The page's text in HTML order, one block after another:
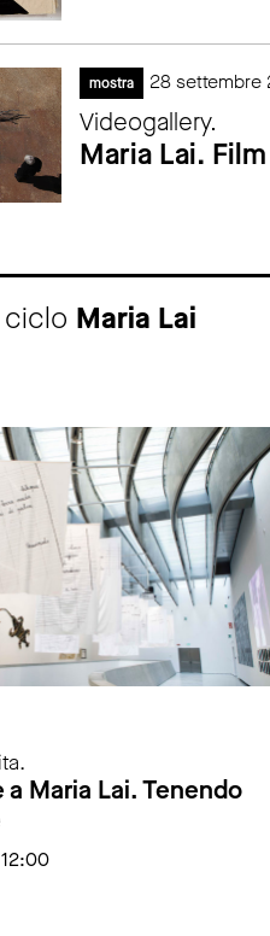
mostra 28 settembre
Videogallery.
Maria Lai.
ciclo Maria Lai
Maria Lai. Tenendo